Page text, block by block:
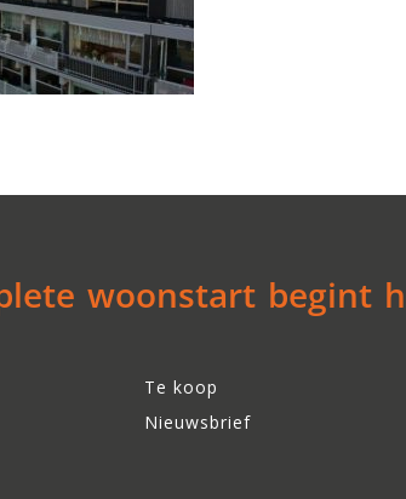
woonstart begint
Te koop
Nieuwsbrief